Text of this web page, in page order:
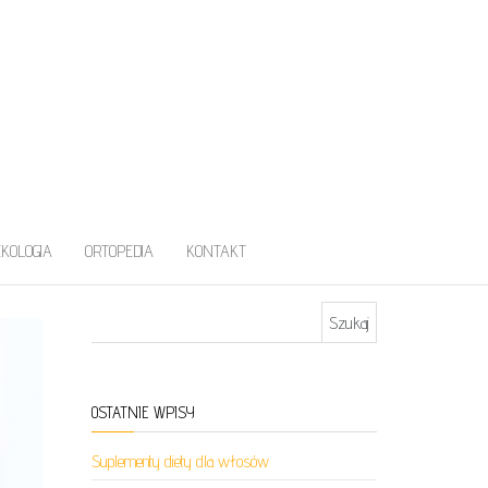
ORTOPEDIA KONTAKT
OSTATNIE WPISY
Suplementy diety dla włosów